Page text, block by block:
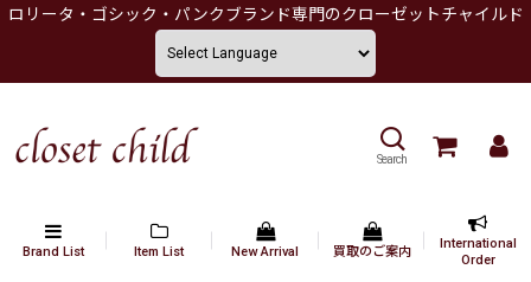
ロリータ・ゴシック・パンクブランド専門のクローゼットチャイルド
Search
Brand List Item List New Arrival 買取のご案内
International
Order